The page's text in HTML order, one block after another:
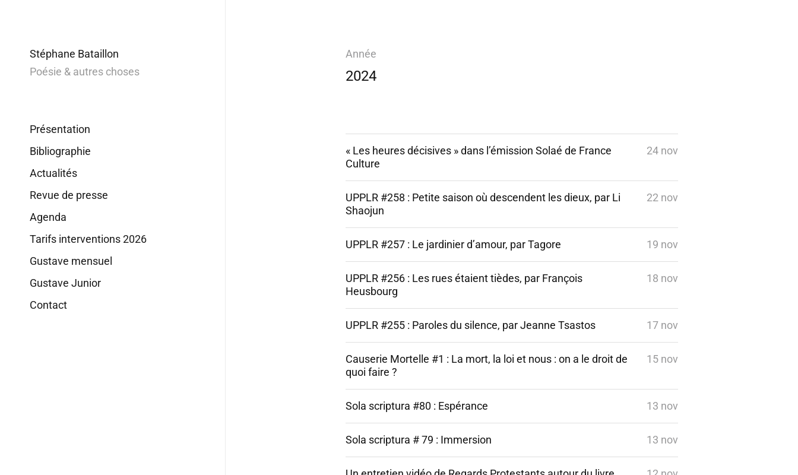
Stéphane Bataillon
Poésie & autres choses
Présentation
Bibliographie
Actualités
Revue de presse
Agenda
Tarifs interventions 2026
Gustave mensuel
Gustave Junior
Contact
Année
2024
« Les heures décisives » dans l’émission Solaé de France
Culture
24 nov
UPPLR #258 : Petite saison où descendent les dieux, par Li
Shaojun
22 nov
UPPLR #257 : Le jardinier d’amour, par Tagore 19 nov
UPPLR #256 : Les rues étaient tièdes, par François
Heusbourg
18 nov
UPPLR #255 : Paroles du silence, par Jeanne Tsastos 17 nov
Causerie Mortelle #1 : La mort, la loi et nous : on a le droit de
quoi faire ?
15 nov
Sola scriptura #80 : Espérance 13 nov
Sola scriptura # 79 : Immersion 13 nov